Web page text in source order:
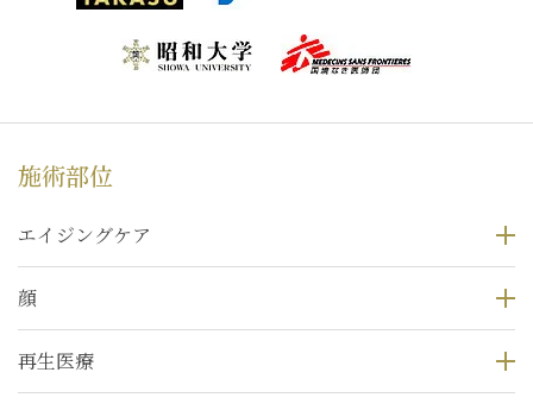
施術部位
エイジングケア
顔
再生医療